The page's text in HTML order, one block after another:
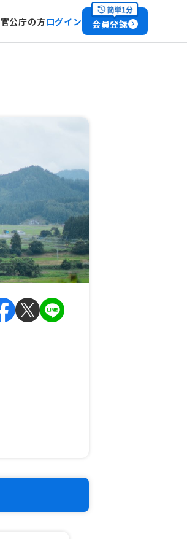
官公庁の方ログイン 会員登録